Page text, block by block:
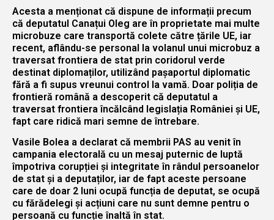
Acesta a menționat că dispune de informații precum
că deputatul Canațui Oleg are în proprietate mai multe
microbuze care transportă colete către țările UE, iar
recent, aflându-se personal la volanul unui microbuz a
traversat frontiera de stat prin coridorul verde
destinat diplomaților, utilizând pașaportul diplomatic
fără a fi supus vreunui control la vamă. Doar poliția de
frontieră română a descoperit că deputatul a
traversat frontiera încălcând legislația României și UE,
fapt care ridică mari semne de întrebare.
Vasile Bolea a declarat că membrii PAS au venit în
campania electorală cu un mesaj puternic de luptă
împotriva corupției și integritate în rândul persoanelor
de stat și a deputaților, iar de fapt aceste persoane
care de doar 2 luni ocupă funcția de deputat, se ocupă
cu fărădelegi și acțiuni care nu sunt demne pentru o
persoană cu funcție înaltă în stat.